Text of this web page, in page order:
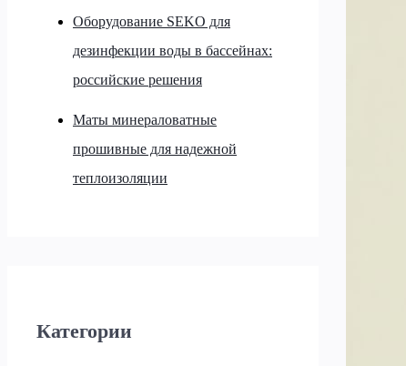
Оборудование SEKO для
дезинфекции воды в бассейнах:
российские решения
Маты минераловатные
прошивные для надежной
теплоизоляции
Категории